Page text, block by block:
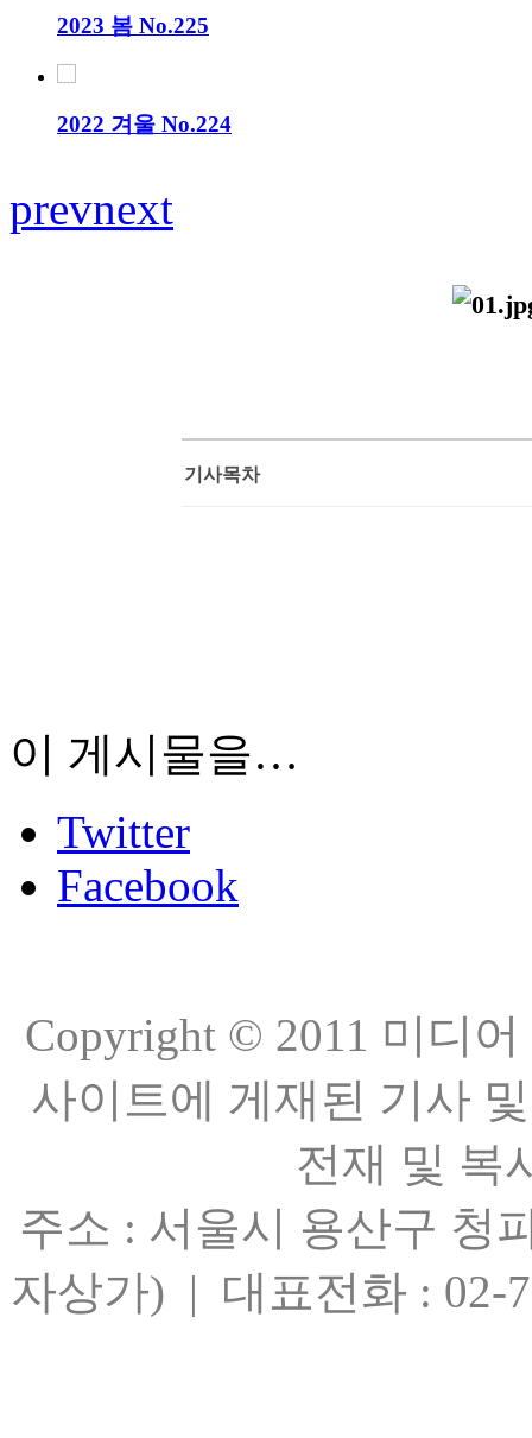
2023 봄 No.225
2022 겨울 No.224
prevnext
기사목차
이 게시물을…
Twitter
Facebook
Copyright © 2011 미디
사이트에 게재된 기사
전재 및 복
주소 : 서울시 용산구 청
자상가) | 대표전화 : 02-